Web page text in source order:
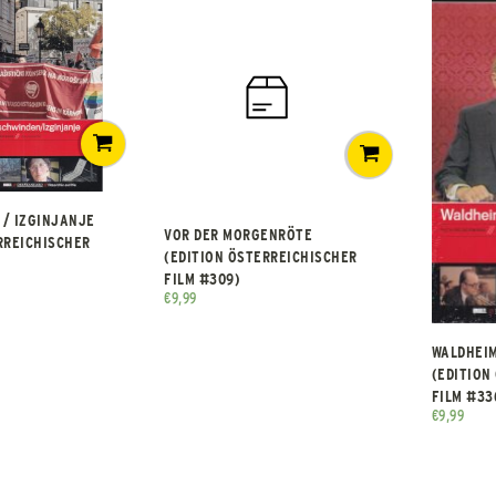
/ IZGINJANJE
VOR DER MORGENRÖTE
(EDITION ÖSTERREICHISCHER
FILM #309)
€9,99
(EDITION
FILM
€9,99